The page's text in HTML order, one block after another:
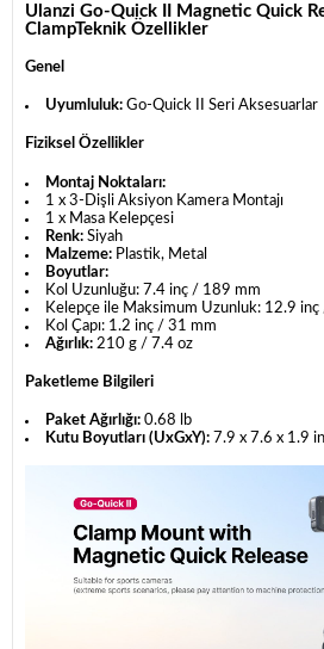
Ulanzi Go-Quick II Magnetic Quick
ClampTeknik Özellikler
Genel
Uyumluluk: Go-Quick II Seri Aksesuarlar
Fiziksel Özellikler
Montaj Noktaları:
1 x 3-Dişli Aksiyon Kamera Montajı
1 x Masa Kelepçesi
Renk: Siyah
Malzeme: Plastik, Metal
Boyutlar:
Kol Uzunluğu: 7.4 inç / 189 mm
Kelepçe ile Maksimum Uzunluk: 12.9
Kol Çapı: 1.2 inç / 31 mm
Ağırlık: 210 g / 7.4 oz
Paketleme Bilgileri
Paket Ağırlığı: 0.68 lb
Kutu Boyutları (UxGxY): 7.9 x 7.6 x 1.9